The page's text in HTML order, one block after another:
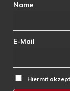
Name
E-Mail
Hiermit